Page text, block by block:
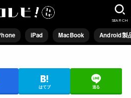
iPad MacBook Android製
SEARCH
はてブ 送る